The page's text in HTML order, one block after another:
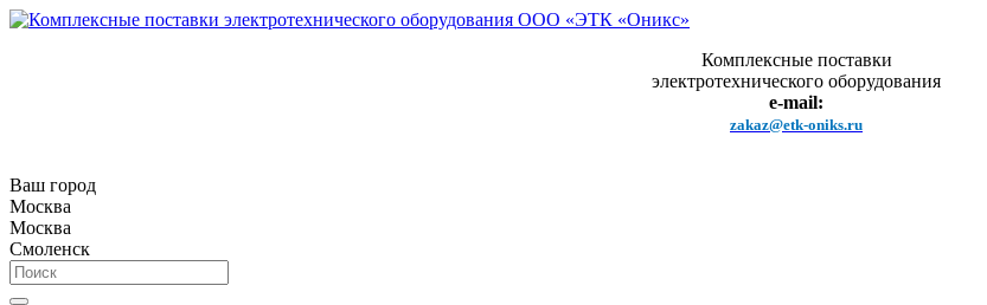
Комплексные поставки
электротехнического оборудования
e-mail:
zakaz@etk-oniks.ru
Ваш город
Москва
Москва
Смоленск